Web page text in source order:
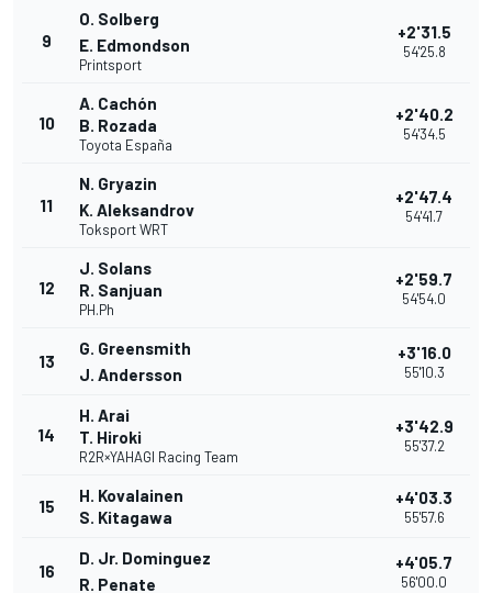
9
O. Solberg
E. Edmondson
Printsport
+2'31.5
54'25.8
10
A. Cachón
B. Rozada
Toyota España
+2'40.2
54'34.5
11
N. Gryazin
K. Aleksandrov
Toksport WRT
+2'47.4
54'41.7
12
J. Solans
R. Sanjuan
PH.Ph
+2'59.7
54'54.0
13
G. Greensmith
J. Andersson
+3'16.0
55'10.3
14
H. Arai
T. Hiroki
R2R×YAHAGI Racing Team
+3'42.9
55'37.2
15
H. Kovalainen
S. Kitagawa
+4'03.3
55'57.6
16
D. Jr. Dominguez
R. Penate
+4'05.7
56'00.0